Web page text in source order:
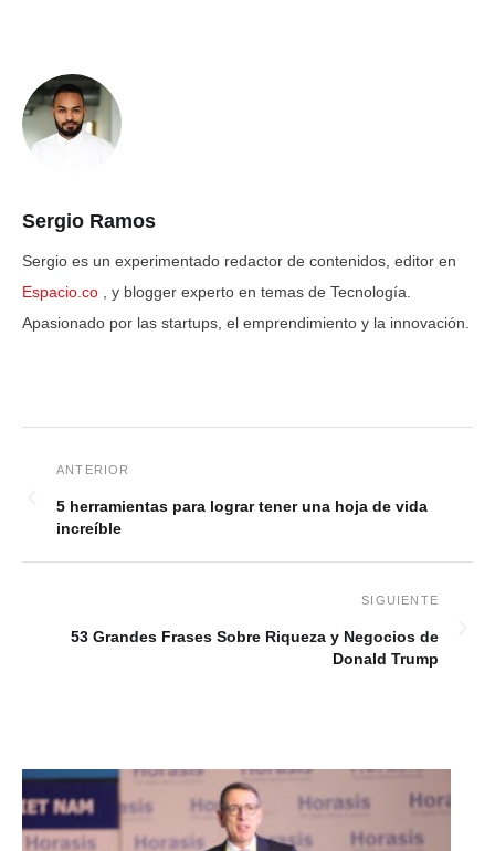
Sergio Ramos
Sergio es un experimentado redactor de contenidos, editor en
Espacio.co , y blogger experto en temas de Tecnología.
Apasionado por las startups, el emprendimiento y la innovación.
5 herramientas para lograr tener una hoja de vida
increíble
53 Grandes Frases Sobre Riqueza y Negocios de
Donald Trump